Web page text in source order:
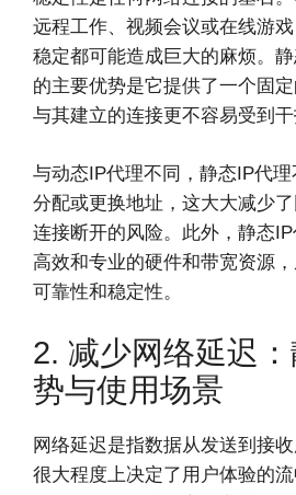
远程工作、视频会议或在线游
稳定都可能造成巨大的麻烦。
的主要优势是它提供了一个固
与其建立的连接更不容易受到干
与动态IP代理不同，静态IP代
分配或更换地址，这大大减少
连接断开的风险。此外，静态
高效和专业的硬件和带宽资源
可靠性和稳定性。
2. 减少网络延迟
势与使用场景
网络延迟是指数据从发送到接
很大程度上决定了用户体验的